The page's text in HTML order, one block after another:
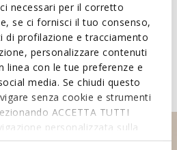
necessari per il corretto
se ci fornisci il tuo consenso,
di profilazione e tracciamento
personalizzare contenuti
linea con le tue preferenze e
media. Se chiudi questo
senza cookie e strumenti
ACCETTA TUTTI
personalizzata sulla
Selezionando
caractéristiques
dotées du Fast In